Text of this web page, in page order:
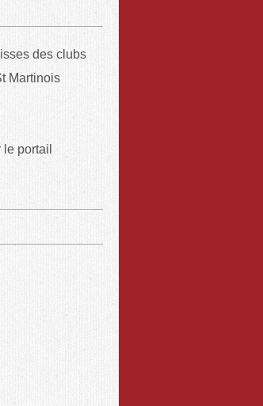
des clubs
Martinois
le portail